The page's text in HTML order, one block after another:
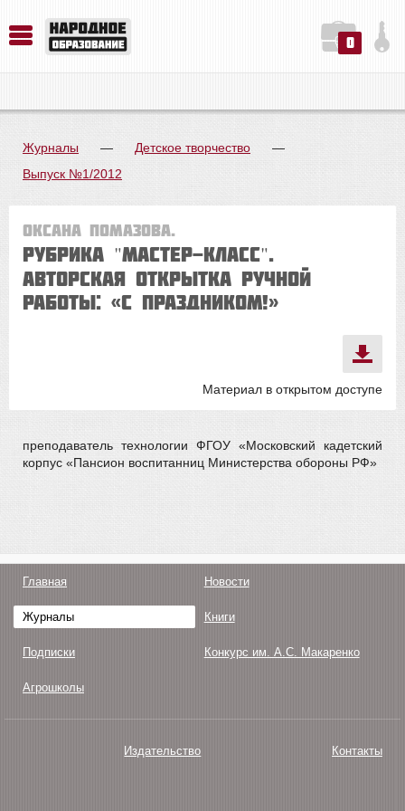
0
Журналы — Детское творчество
—
Выпуск №1/2012
Оксана ПОМАЗОВА.
Рубрика "Мастер-класс".
АВТОРСКАЯ ОТКРЫТКА РУЧНОЙ
РАБОТЫ: «С ПРАЗДНИКОМ!»
Материал в открытом доступе
преподаватель технологии ФГОУ «Московский кадетский
корпус «Пансион воспитанниц Министерства обороны РФ»
Главная Новости
Журналы Книги
Подписки Конкурс им. А.С. Макаренко
Агрошколы
Издательство Контакты